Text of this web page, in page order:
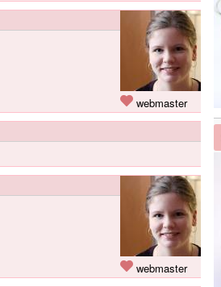
webmaster
webmaster